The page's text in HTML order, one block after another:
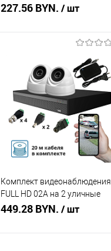
KIT1-200HD (2.8mm)
227.56 BYN. / шт
Купить в 1 клик
Сравнение
В избранное
В наличии
Комплект видеонаблюдения
FULL HD 02A на 2 уличные
камеры
449.28 BYN. / шт